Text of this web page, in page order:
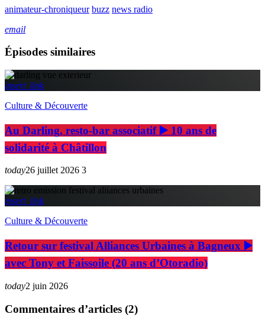
animateur-chroniqueur buzz news radio
email
Épisodes similaires
insert_link
Culture & Découverte
Au Darling, resto-bar associatif ▶️ 10 ans de
solidarité à Châtillon
today26 juillet 2026 3
insert_link
Culture & Découverte
Retour sur festival Alliances Urbaines à Bagneux ▶️
avec Tony et Faissoile (20 ans d’Otoradio)
today2 juin 2026
Commentaires d’articles (2)